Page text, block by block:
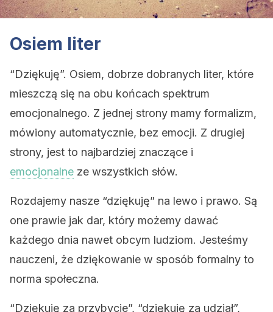
Osiem liter
“Dziękuję”. Osiem, dobrze dobranych liter, które
mieszczą się na obu końcach spektrum
emocjonalnego. Z jednej strony mamy formalizm,
mówiony automatycznie, bez emocji. Z drugiej
strony, jest to najbardziej znaczące i
emocjonalne ze wszystkich słów.
Rozdajemy nasze “dziękuję” na lewo i prawo. Są
one prawie jak dar, który możemy dawać
każdego dnia nawet obcym ludziom. Jesteśmy
nauczeni, że dziękowanie w sposób formalny to
norma społeczna.
“Dziękuję za przybycie”, “dziękuję za udział”,